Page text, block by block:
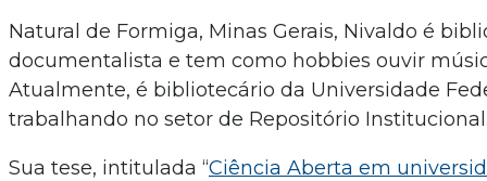
Natural de Formiga, Minas Gerais, Nivaldo é
documentalista e tem como hobbies ouvir
Atualmente, é bibliotecário da Universidade
trabalhando no setor de Repositório
Sua tese, intitulada “Ciência Aberta em